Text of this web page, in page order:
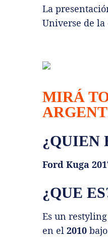
La
Universe de la
MIRÁ
¿QUIEN
Ford Kuga
¿QUE
Es un
en el 2010